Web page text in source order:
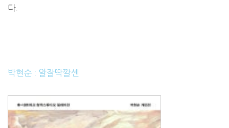
다.
박현순 : 알잘딱깔센